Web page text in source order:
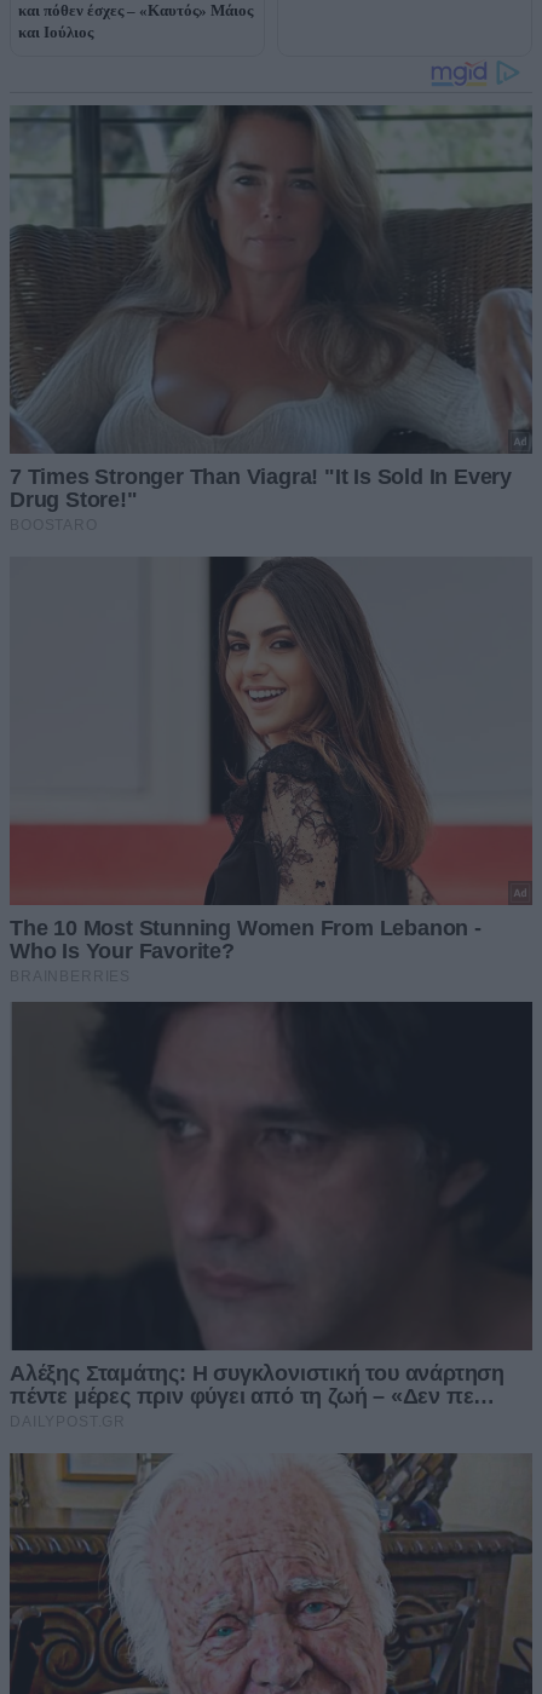
και πόθεν έσχες – «Καυτός» Μάιος
και Ιούλιος